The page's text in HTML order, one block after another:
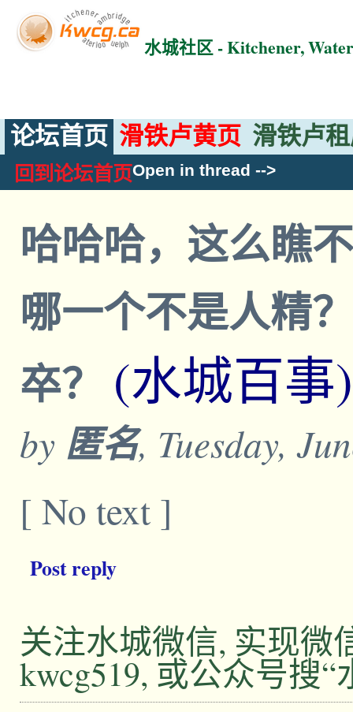
水城社区 - Kitchener,
论坛首页 滑铁卢黄页 滑铁卢
回到论坛首页Open in thread -->
哈哈哈，这么瞧
哪一个不是人精
卒？ (水城百事)
by 匿名, Tuesday,
[ No text ]
Post reply
关注水城微信, 实现微
kwcg519, 或公众号搜“